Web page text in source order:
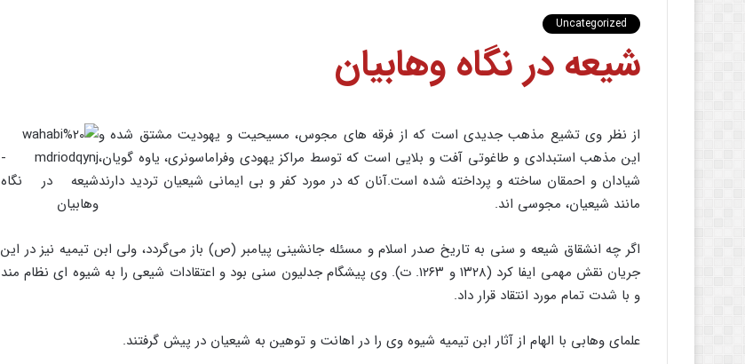
Uncategorized
شیعه در نگاه وهابیان
از نظر وی تشیع مذهب جدیدی است که از فرقه های مجوس، مسیحیت و یهودیت مشتق شده و
این مذهب استبدادی و طاغوتی آفت و بلایی است که توسط مراکز یهودی وفراماسونری، یاوه گویان،
شیادان و احمقان ساخته و پرداخته شده است.آنان که در مورد کفر و بی ایمانی شیعیان تردید دارند
مانند شیعیان، مجوسی اند.
اگر چه انشقاق شیعه و سنی به تاریخ صدر اسلام و مسئله جانشینی پیامبر (ص) باز می‌گردد، ولی ابن تیمیه نیز در این
جریان نقش مهمی ایفا کرد (۱۳۲۸ و ۱۲۶۳. ت). وی پیشگام جدلیون سنی بود و اعتقادات شیعی را به شیوه ای نظام مند
و با شدت تمام مورد انتقاد قرار داد.
علمای وهابی با الهام از آثار ابن تیمیه شیوه وی را در اهانت و توهین به شیعیان در پیش گرفتند.